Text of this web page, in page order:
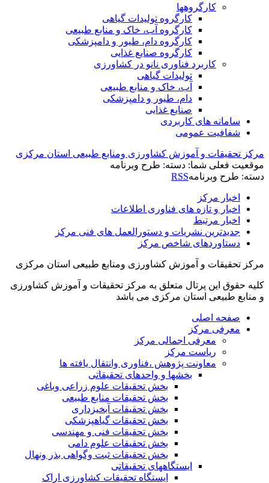
کارگروه‏ها
کارگروه تولیدات گیاهی
کارگروه آب، خاک و منابع طبیعی
کارگروه دام، طیور و دامپزشکی
کارگروه صنایع غذایی
کاربرد فناوری نانو در کشاورزی
تولیدات گیاهی
آب، خاک و منابع طبیعی
دام، طیور و دامپزشکی
صنایع غذایی
سامانه های کاربردی
شفافیت عمومی
مرکز تحقیقات و آموزش کشاورزی ومنابع طبیعی استان مرکزی
موقعیت فعلی شما: دسته: طرح وبرنامه
دسته: طرح وبرنامهRSS
اخبار مرکز
اخبار و تازه های فناوری اطلاعات
اخبار مرتبط
جدیدترین نشریات و دستورالعمل های فنی مرکز
دستاوردهای شاخص مرکز
مرکز تحقیقات و آموزش کشاورزی ومنابع طبیعی استان مرکزی
کلیه حقوق این پرتال متعلق به مرکز تحقیقات و آموزش کشاورزی
و منابع طبیعی استان مرکزی می باشد
صفحه اصلی
معرفی مرکز
معرفی اجمالی مرکز
ریاست مرکز
معاونت پژوهش ،فناوری وانتقال یافته ها
بخشها و واحدهای تحقیقاتی
بخش تحقیقات علوم زراعی وباغی
بخش تحقیقات منابع طبیعی
بخش تحقیقات آبخیزداری
بخش تحقیقات گیاهپزشکی
بخش تحقیقات فنی و مهندسی
بخش تحقیقات علوم دامی
بخش تحقیقات ثبت وگواهی بذر ونهال
ایستگاههای تحقیقاتی
ایستگاه تحقیقات کشاورزی اراک